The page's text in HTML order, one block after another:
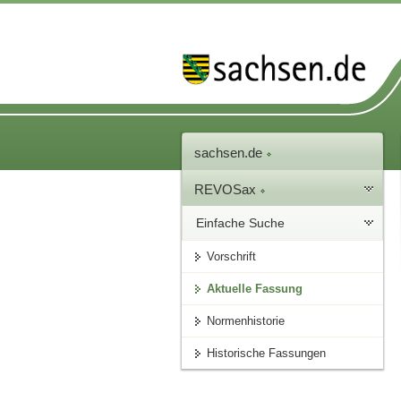
sachsen.de
REVOSax
Einfache Suche
Vorschrift
Aktuelle Fassung
Normenhistorie
Historische Fassungen